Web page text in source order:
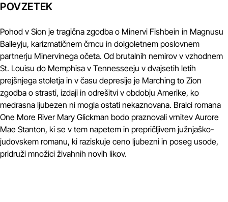
POVZETEK
Pohod v Sion je tragična zgodba o Minervi Fishbein in Magnusu
Baileyju, karizmatičnem črncu in dolgoletnem poslovnem
partnerju Minervinega očeta. Od brutalnih nemirov v vzhodnem
St. Louisu do Memphisa v Tennesseeju v dvajsetih letih
prejšnjega stoletja in v času depresije je Marching to Zion
zgodba o strasti, izdaji in odrešitvi v obdobju Amerike, ko
medrasna ljubezen ni mogla ostati nekaznovana. Bralci romana
One More River Mary Glickman bodo praznovali vrnitev Aurore
Mae Stanton, ki se v tem napetem in prepričljivem južnjaško-
judovskem romanu, ki raziskuje ceno ljubezni in poseg usode,
pridruži množici živahnih novih likov.